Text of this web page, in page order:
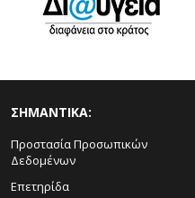
ΣΗΜΑΝΤΙΚΑ:
Προστασία Προσωπικών
Δεδομένων
Επετηρίδα